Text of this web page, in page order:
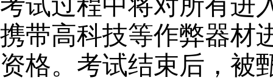
携带高科技等作弊器材
资格。考试结束后，被